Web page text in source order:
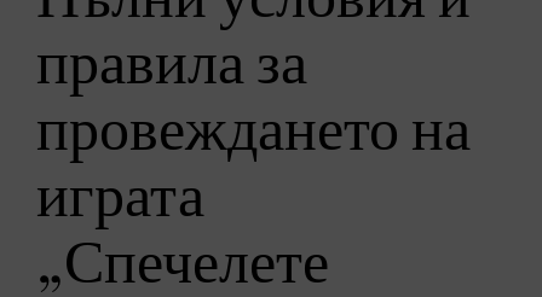
правила за
провеждането на
играта
„Спечелете